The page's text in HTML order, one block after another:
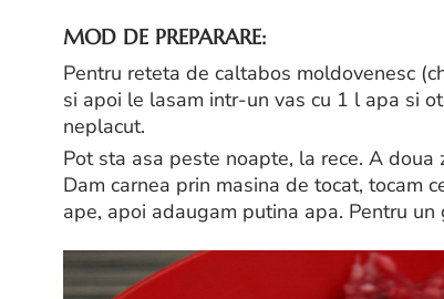
MOD DE PREPARARE:
Pentru reteta de caltabos moldovenesc
si apoi le lasam intr-un vas cu 1 l apa si
neplacut.
Pot sta asa peste noapte, la rece. A
Dam carnea prin masina de tocat, tocam
ape, apoi adaugam putina apa. Pentru